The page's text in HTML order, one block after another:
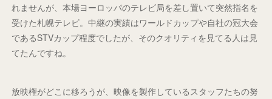
れませんが、本場ヨーロッパのテレビ局を差し置いて突然指名を
受けた札幌テレビ。中継の実績はワールドカップや自社の冠大会
であるSTVカップ程度でしたが、そのクオリティを見てる人は見
てたんですね。
放映権がどこに移ろうが、映像を製作しているスタッフたちの努